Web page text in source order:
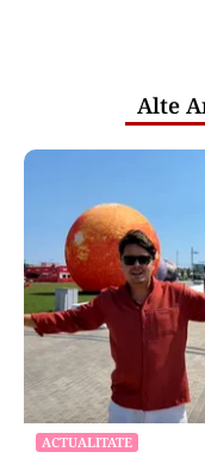
Alte
ACTUALITATE